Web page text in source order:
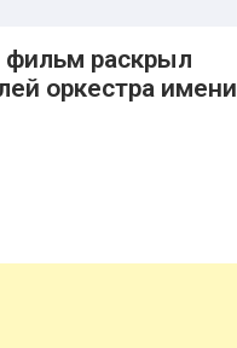
раскрыл
оркестра имени